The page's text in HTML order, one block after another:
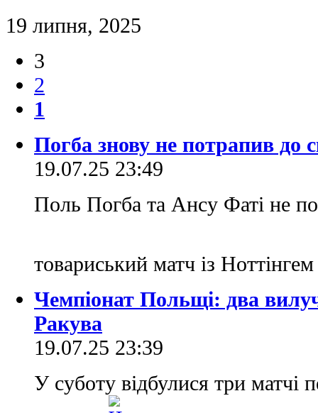
19 липня, 2025
3
2
1
Погба знову не потрапив до
19.07.25 23:49
Поль Погба та Ансу Фаті не
товариський матч із
Чемпіонат Польщі: два
Ракува
19.07.25 23:39
У суботу відбулися три матчі